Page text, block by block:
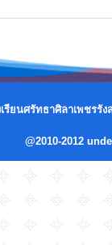
เรียนศรัทธาศิลาเพชร
@2010-2012